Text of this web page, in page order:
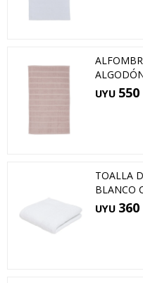
UYU 550
TOALLA
BLANCO
UYU 360